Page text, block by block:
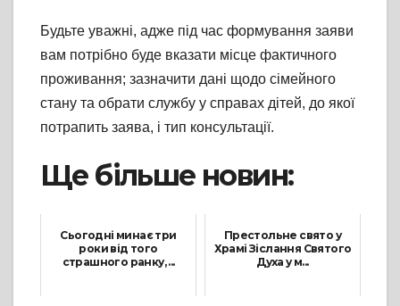
Будьте уважні, адже під час формування заяви
вам потрібно буде вказати місце фактичного
проживання; зазначити дані щодо сімейного
стану та обрати службу у справах дітей, до якої
потрапить заява, і тип консультації.
Ще більше новин:
Сьогодні минає три
роки від того
страшного ранку, ...
Престольне свято у
Храмі Зіслання Святого
Духа у м...